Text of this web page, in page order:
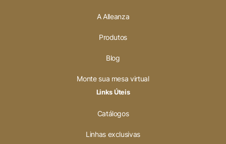
A Alleanza
Produtos
Blog
Monte sua mesa virtual
Links Úteis
Catálogos
Linhas exclusivas